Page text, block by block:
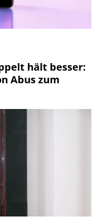
hält besser:
Abus zum